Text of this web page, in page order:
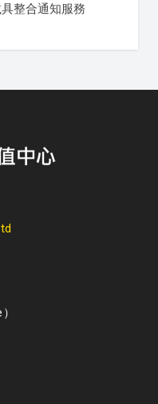
整合通知服務